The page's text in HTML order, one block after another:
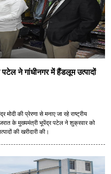
ने गांधीनगर में हैंडलूम उत्पादों
की प्रेरणा से मनाए जा रहे राष्ट्रीय
के मुख्यमंत्री भूपेंद्र पटेल ने शुक्रवार को
की खरीदारी की।